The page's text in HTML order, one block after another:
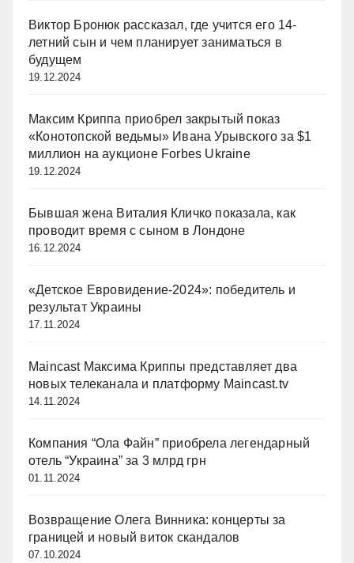
Виктор Бронюк рассказал, где учится его 14-
летний сын и чем планирует заниматься в
будущем
19.12.2024
Максим Криппа приобрел закрытый показ
«Конотопской ведьмы» Ивана Урывского за $1
миллион на аукционе Forbes Ukraine
19.12.2024
Бывшая жена Виталия Кличко показала, как
проводит время с сыном в Лондоне
16.12.2024
«Детское Евровидение-2024»: победитель и
результат Украины
17.11.2024
Maincast Максима Криппы представляет два
новых телеканала и платформу Maincast.tv
14.11.2024
Компания “Ола Файн” приобрела легендарный
отель “Украина” за 3 млрд грн
01.11.2024
Возвращение Олега Винника: концерты за
границей и новый виток скандалов
07.10.2024